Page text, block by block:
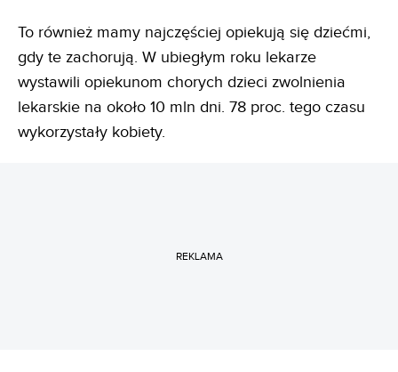
To również mamy najczęściej opiekują się dziećmi,
gdy te zachorują. W ubiegłym roku lekarze
wystawili opiekunom chorych dzieci zwolnienia
lekarskie na około 10 mln dni. 78 proc. tego czasu
wykorzystały kobiety.
REKLAMA